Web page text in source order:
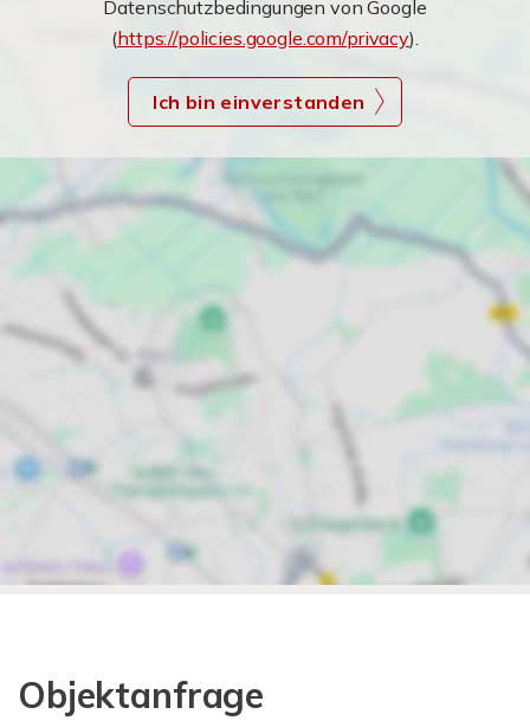
Datenschutzbedingungen von Google
(https://policies.google.com/privacy).
Ich bin einverstanden
Objektanfrage